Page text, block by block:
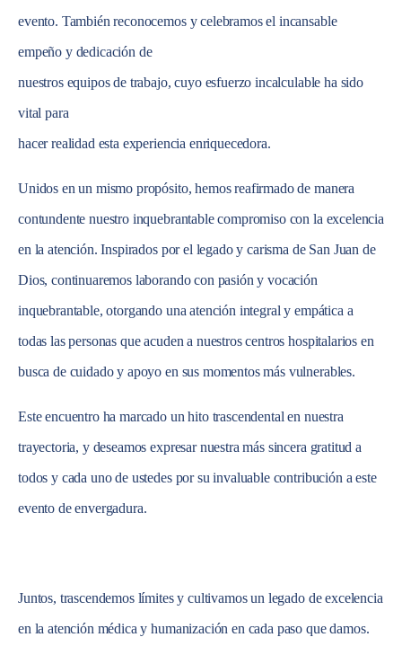
evento. También reconocemos y celebramos el incansable
empeño y dedicación de
nuestros equipos de trabajo, cuyo esfuerzo incalculable ha sido
vital para
hacer realidad esta experiencia enriquecedora.
Unidos en un mismo propósito, hemos reafirmado de manera
contundente nuestro inquebrantable compromiso con la excelencia
en la atención. Inspirados por el legado y carisma de San Juan de
Dios, continuaremos laborando con pasión y vocación
inquebrantable, otorgando una atención integral y empática a
todas las personas que acuden a nuestros centros hospitalarios en
busca de cuidado y apoyo en sus momentos más vulnerables.
Este encuentro ha marcado un hito trascendental en nuestra
trayectoria, y deseamos expresar nuestra más sincera gratitud a
todos y cada uno de ustedes por su invaluable contribución a este
evento de envergadura.
Juntos, trascendemos límites y cultivamos un legado de excelencia
en la atención médica y humanización en cada paso que damos.